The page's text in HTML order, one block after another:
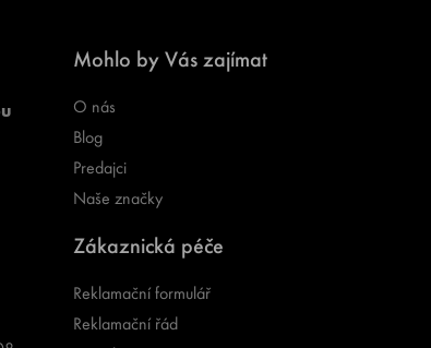
Mohlo by Vás zajímat
O nás
Blog
Predajci
Naše značky
Zákaznická péče
Reklamační formulář
Reklamační řád